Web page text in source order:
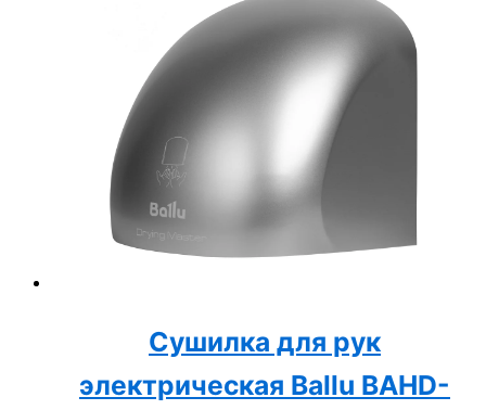
Сушилка для рук
электрическая Ballu BAHD-